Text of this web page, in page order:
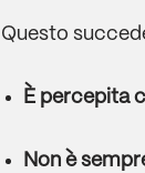
Questo
È percepita
Non è